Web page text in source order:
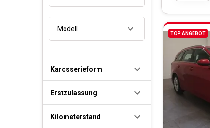
Modell
Karosserieform
Erstzulassung
Kilometerstand
TOP ANGEBOT